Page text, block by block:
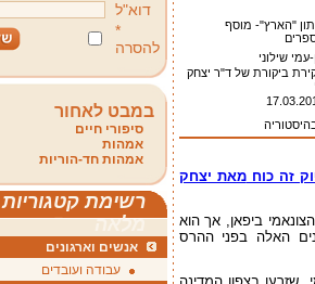
"הארץ"- מוסף
עמי שילוני
ביקורת של ד"ר יצחק
זה כוחמאת יצחק
ביפאן, אך הוא
האלה בפני ההרס
דוא"ל
*
להסרה
במבט לאחור
סיפורי חיים
אמהות
אמהות חד-הוריות
רשימת קטגוריות
מלאה
אנשים וארגונים
עבודה ועובדים